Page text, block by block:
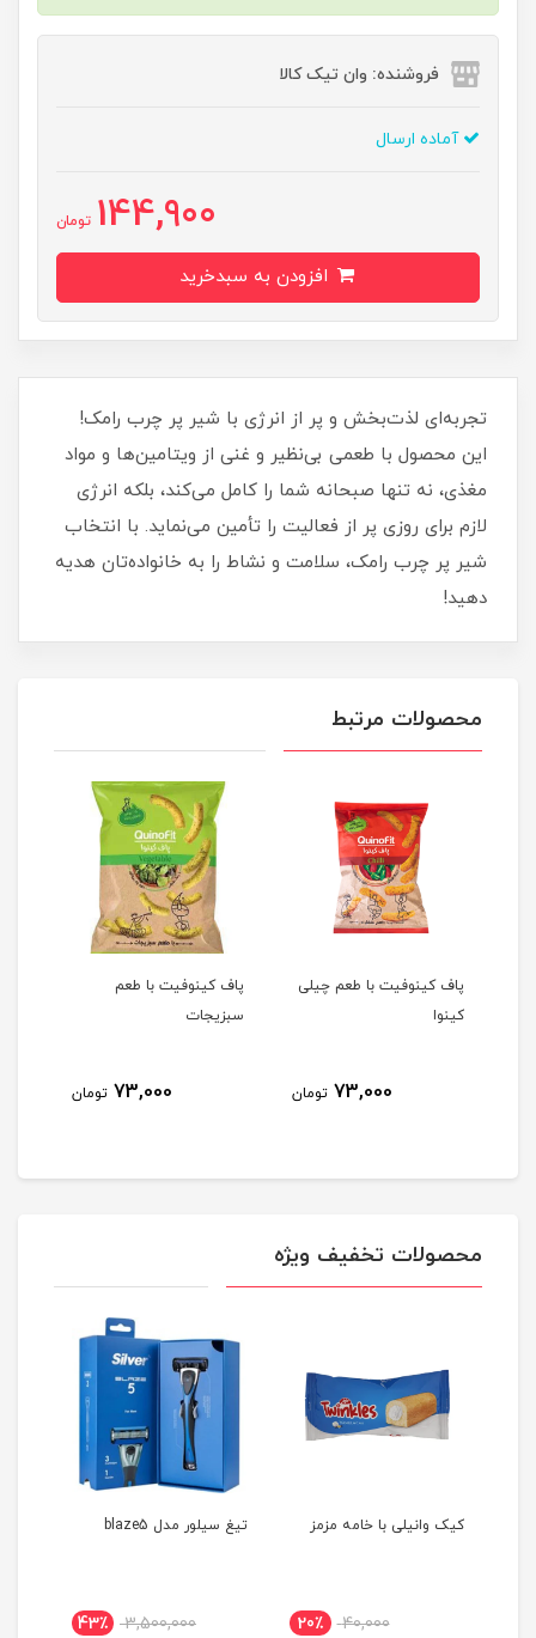
فروشنده: وان تیک کالا
آماده ارسال
144,900 تومان
تجربه‌ای لذت‌بخش و پر از انرژی با شیر پر چرب رامک!
این محصول با طعمی بی‌نظیر و غنی از ویتامین‌ها و مواد
مغذی، نه تنها صبحانه شما را کامل می‌کند، بلکه انرژی
لازم برای روزی پر از فعالیت را تأمین می‌نماید. با انتخاب
شیر پر چرب رامک، سلامت و نشاط را به خانواده‌تان هدیه
دهید!
محصولات مرتبط
پاف کینوفیت با طعم چیلی
کینوا
73,000 تومان
پاف کینوفیت با طعم
سبزیجات
73,000 تومان
محصولات تخفیف ویژه
کیک وانیلی با خامه مزمز
40,000 20٪
تیغ سیلور مدل blaze5
3,500,000 43٪